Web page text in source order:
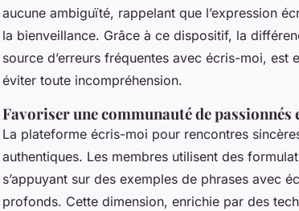
aucune ambiguïté, rappelant que l’expression
la bienveillance. Grâce à ce dispositif, la
source d’erreurs fréquentes avec écris-moi,
éviter toute incompréhension.
Favoriser une communauté de passionnés
La plateforme écris-moi pour rencontres
authentiques. Les membres utilisent des
s’appuyant sur des exemples de phrases avec
profonds. Cette dimension, enrichie par des